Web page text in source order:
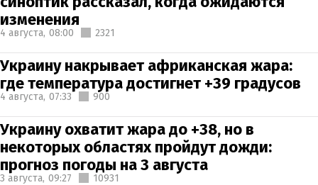
изменения
4 августа, 08:00 2321
Украину накрывает африканская жара:
где температура достигнет +39 градусов
4 августа, 07:33 900
Украину охватит жара до +38, но в
некоторых областях пройдут дожди:
прогноз погоды на 3 августа
3 августа, 09:27 10931